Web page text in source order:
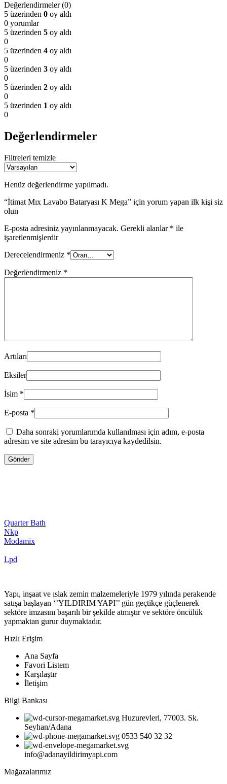
Değerlendirmeler (0)
5 üzerinden 0 oy aldı
0 yorumlar
5 üzerinden 5 oy aldı
0
5 üzerinden 4 oy aldı
0
5 üzerinden 3 oy aldı
0
5 üzerinden 2 oy aldı
0
5 üzerinden 1 oy aldı
0
Değerlendirmeler
Filtreleri temizle
Henüz değerlendirme yapılmadı.
“İtimat Mıx Lavabo Bataryası K Mega” için yorum yapan ilk kişi siz
olun
E-posta adresiniz yayınlanmayacak. Gerekli alanlar * ile
işaretlenmişlerdir
Derecelendirmeniz *
Değerlendirmeniz *
Artıları
Eksiler
İsim *
E-posta *
Daha sonraki yorumlarımda kullanılması için adım, e-posta
adresim ve site adresim bu tarayıcıya kaydedilsin.
Quarter Bath
Nkp
Modamix
Lpd
Yapı, inşaat ve ıslak zemin malzemeleriyle 1979 yılında perakende
satışa başlayan ‘’YILDIRIM YAPI’’ gün geçtikçe güçlenerek
sektöre imzasını başarılı bir şekilde atmıştır ve sektöre öncülük
yapmaktan gurur duymaktadır.
Hızlı Erişim
Ana Sayfa
Favori Listem
Karşılaştır
İletişim
Bilgi Bankası
Huzurevleri, 77003. Sk.
Seyhan/Adana
0533 540 32 32
info@adanayildirimyapi.com
Mağazalarımız